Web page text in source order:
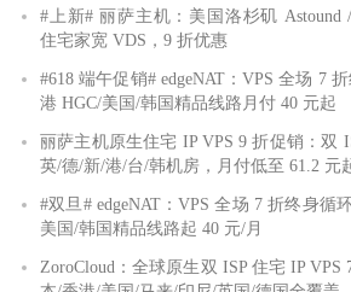
#上新# 丽萨主机：美国洛杉矶 Astound /
住宅家宽 VDS，9 折优惠
#618 端午促销# edgeNAT：VPS 全场 7
港 HGC/美国/韩国精品线路月付 40 元起
丽萨主机原生住宅 IP VPS 9 折促销：双
英/德/新/港/台/韩机房，月付低至 61.2 元
#双旦# edgeNAT：VPS 全场 7 折终身循
美国/韩国精品线路起 40 元/月
ZoroCloud：全球原生双 ISP 住宅 IP VPS